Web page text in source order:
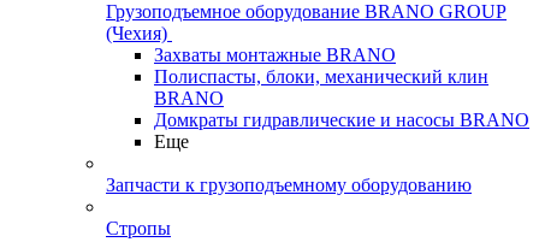
Грузоподъемное оборудование BRANO GROUP
(Чехия)
Захваты монтажные BRANO
Полиспасты, блоки, механический клин
BRANO
Домкраты гидравлические и насосы BRANO
Еще
Запчасти к грузоподъемному оборудованию
Стропы